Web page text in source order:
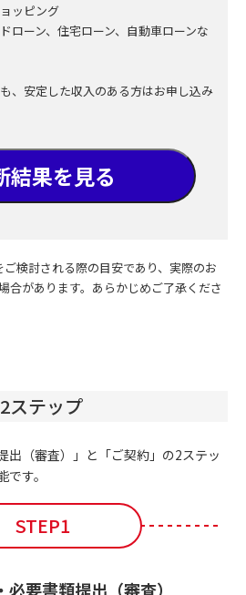
ッピング
ローン、住宅ローン、自動車ローンな
、安定した収入のある方はお申し込み
結果を見る
検討される際の目安であり、実際のお
合があります。あらかじめご了承くださ
ステップ
出（審査）」と「ご契約」の2ステッ
す。
STEP1
要書類提出（審査）